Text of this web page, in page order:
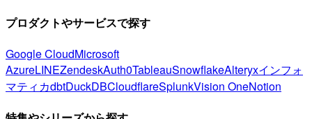
プロダクトやサービスで探す
Google CloudMicrosoft
AzureLINEZendeskAuth0TableauSnowflakeAlteryxインフォ
マティカdbtDuckDBCloudflareSplunkVision OneNotion